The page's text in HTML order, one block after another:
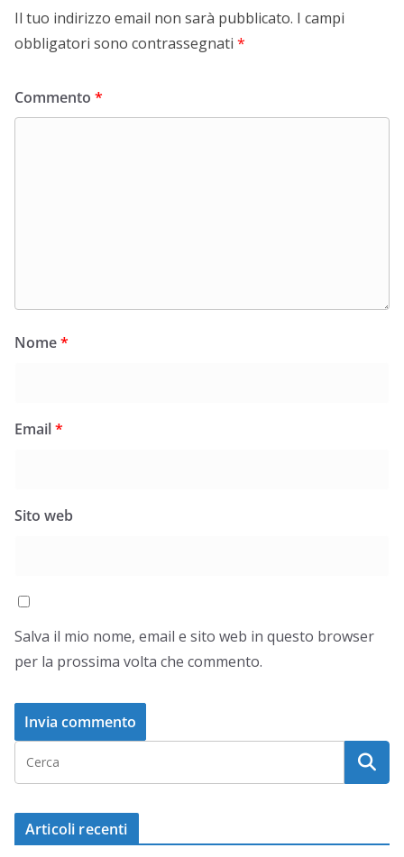
Il tuo indirizzo email non sarà pubblicato. I campi
obbligatori sono contrassegnati *
Commento *
Nome*
Email*
Sito web
Salva il mio nome, email e sito web in questo browser
per la prossima volta che commento.
Articoli recenti